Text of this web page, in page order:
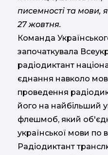
писемності та мови,
27 жовтня.
Команда
започаткувала
радіодиктант
єднання навколо
проведення
його на найбільший
флешмоб, який
української мови по
Радіодиктант